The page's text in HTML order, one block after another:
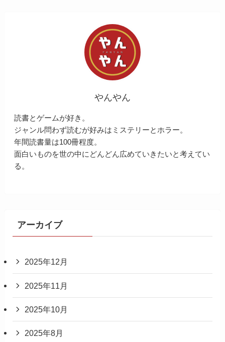
やんやん
読書とゲームが好き。
ジャンル問わず読むが好みはミステリーとホラー。
年間読書量は100冊程度。
面白いものを世の中にどんどん広めていきたいと考えてい
る。
アーカイブ
2025年12月
2025年11月
2025年10月
2025年8月